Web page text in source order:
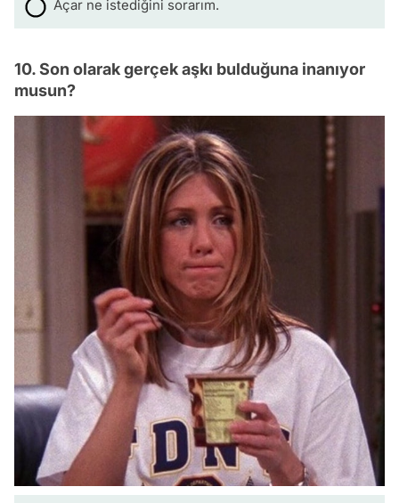
Açar ne istediğini sorarım.
10. Son olarak gerçek aşkı bulduğuna inanıyor
musun?